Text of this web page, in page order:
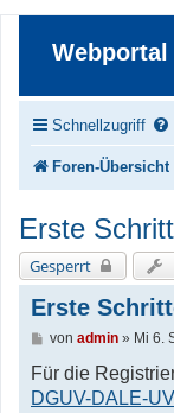
Webportal
Schnellzugriff
Foren-Übersicht
Erste
Gesperrt
Erste
B
i
r
von admin» Mi 6.
Für die
DGUV-DALE-